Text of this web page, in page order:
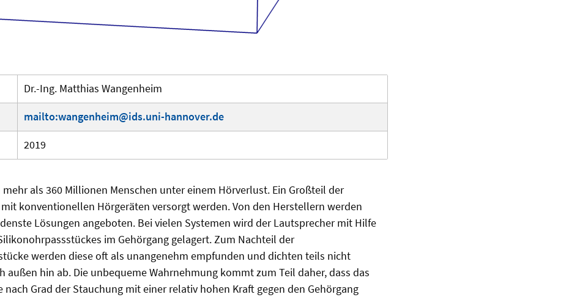
Dr.-Ing. Matthias Wangenheim
mailto:wangenheim@ids.uni-hannover.de
2019
als 360 Millionen Menschen unter einem Hörverlust. Ein Großteil der
konventionellen Hörgeräten versorgt werden. Von den Herstellern werden
Lösungen angeboten. Bei vielen Systemen wird der Lautsprecher mit Hilfe
im Gehörgang gelagert. Zum Nachteil der
werden diese oft als unangenehm empfunden und dichten teils nicht
außen hin ab. Die unbequeme Wahrnehmung kommt zum Teil daher, dass das
nach Grad der Stauchung mit einer relativ hohen Kraft gegen den Gehörgang